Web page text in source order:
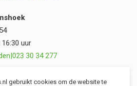
uur
|023 30 34 277
(ZH)
gebruikt cookies om de website te